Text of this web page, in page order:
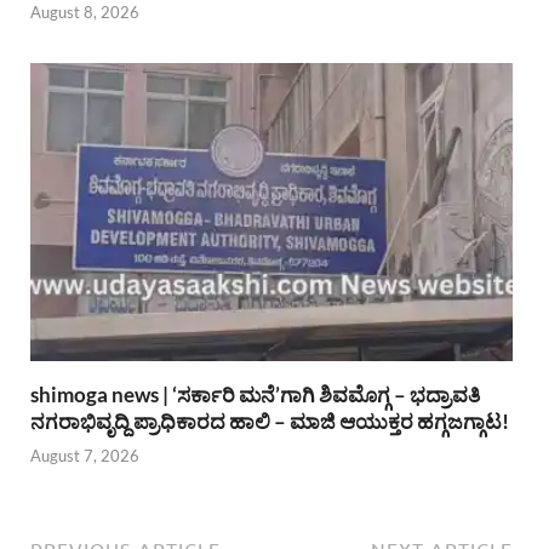
August 8, 2026
shimoga news | ‘ಸರ್ಕಾರಿ ಮನೆ’ಗಾಗಿ ಶಿವಮೊಗ್ಗ – ಭದ್ರಾವತಿ
ನಗರಾಭಿವೃದ್ದಿ ಪ್ರಾಧಿಕಾರದ ಹಾಲಿ – ಮಾಜಿ ಆಯುಕ್ತರ ಹಗ್ಗಜಗ್ಗಾಟ!
August 7, 2026